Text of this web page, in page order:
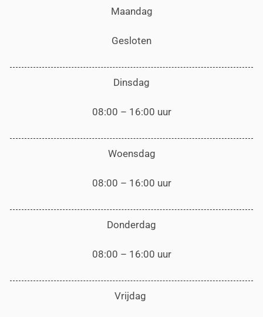
Maandag
Gesloten
Dinsdag
08:00 – 16:00 uur
Woensdag
08:00 – 16:00 uur
Donderdag
08:00 – 16:00 uur
Vrijdag